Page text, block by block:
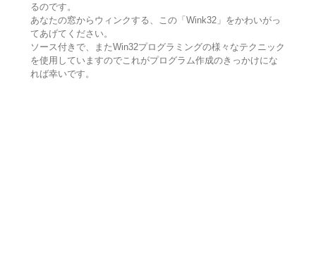
るのです。
あなたの窓からウィンクする、この「Wink32」をかわいがっ
てあげてください。
ソース付きで、またWin32プログラミングの様々なテクニック
を使用していますのでこれがプログラム作成のきっかけにな
れば幸いです。